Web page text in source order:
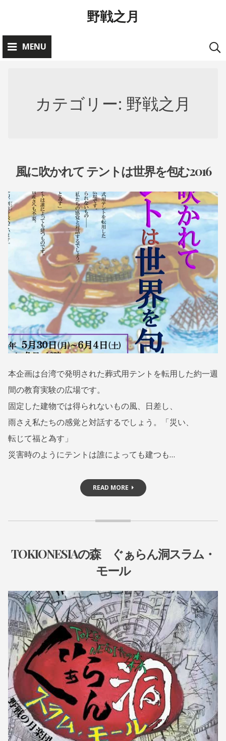
野戦之月
MENU
カテゴリー: 野戦之月
ら
せ
•
演
情
報
明
大
ン
ト
•
野
戦
之
風に吹かれて テントは世界を包む2016
2
0
5
月
A
D
@
Y
N
N
O
S
I
本企画は台湾で発明された葬式用テントを転用した約一週
間の教育実験の広場です。
固定した建物では得られないもの風、日差し、
雨さえ私たちの感覚と対話するでしょう。「災い、
転じて福と為す」
災害時のようにテントは誰によっても建つも…
READ MORE
お
せ
•
公
演
情
報
•
野
戦
TOKIONESIAの森 ぐぁらん洞スラム・
モール
2
0
1
9
年
5
月
4
日
A
D
M
I
N
@
Y
A
S
E
N
N